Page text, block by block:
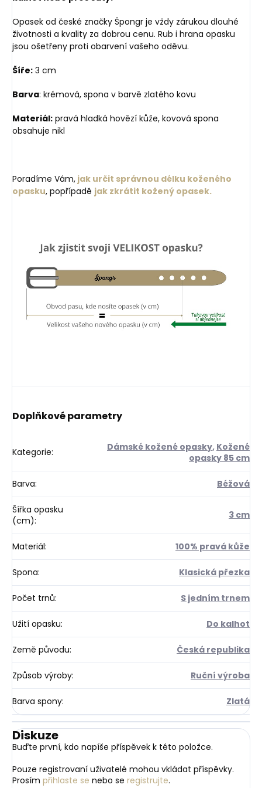
Opasek od české značky Špongr je vždy zárukou dlouhé
životnosti a kvality za dobrou cenu. Rub i hrana opasku
jsou ošetřeny proti obarvení vašeho oděvu.
Šíře: 3 cm
Barva: krémová, spona v barvě zlatého kovu
Materiál: pravá hladká hovězí kůže, kovová spona
obsahuje nikl
Poradíme Vám, jak určit správnou délku koženého
opasku, popřípadě jak zkrátit kožený opasek.
Doplňkové parametry
Kategorie: Dámské kožené opasky, Kožené
opasky 85 cm
Barva: Béžová
Šířka opasku
(cm): 3 cm
Materiál: 100% pravá kůže
Spona: Klasická přezka
Počet trnů: S jedním trnem
Užití opasku: Do kalhot
Země původu: Česká republika
Způsob výroby: Ruční výroba
Barva spony: Zlatá
Diskuze
Buďte první, kdo napíše příspěvek k této položce.
Pouze registrovaní uživatelé mohou vkládat příspěvky.
Prosím přihlaste se nebo se registrujte.